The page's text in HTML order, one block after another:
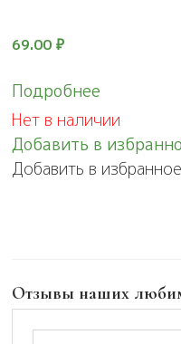
69.00 ₽
Подробнее
Нет в наличии
Добавить в
Добавить в избранное
Отзывы наших